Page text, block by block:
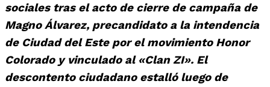
sociales tras el acto de cierre de campaña de
Magno Álvarez, precandidato a la intendencia
de Ciudad del Este por el movimiento Honor
Colorado y vinculado al «Clan ZI». El
descontento ciudadano estalló luego de